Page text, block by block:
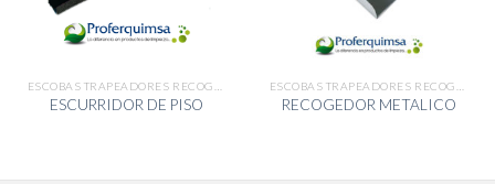
ESCURRIDOR DE PISO RECOGEDOR METALICO